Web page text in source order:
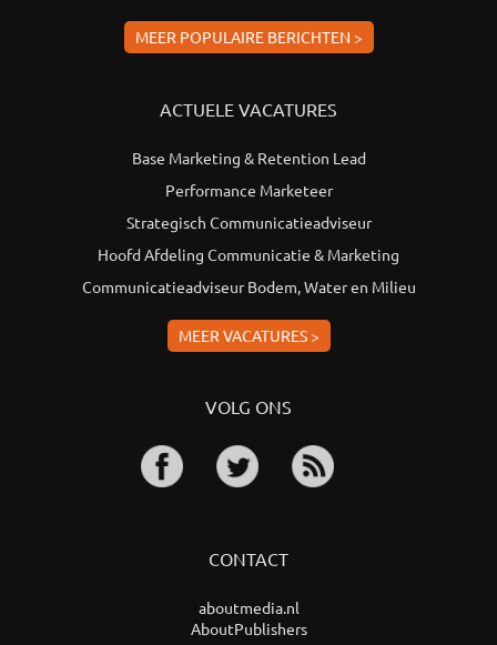
MEER POPULAIRE BERICHTEN >
ACTUELE VACATURES
Base Marketing & Retention Lead
Performance Marketeer
Strategisch Communicatieadviseur
Hoofd Afdeling Communicatie & Marketing
Communicatieadviseur Bodem, Water en Milieu
MEER VACATURES >
VOLG ONS
CONTACT
aboutmedia.nl
AboutPublishers